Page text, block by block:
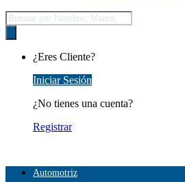
Búsqueda
de
productos
¿Eres Cliente?
Iniciar Sesión
¿No tienes una cuenta?
Registrar
Automotriz